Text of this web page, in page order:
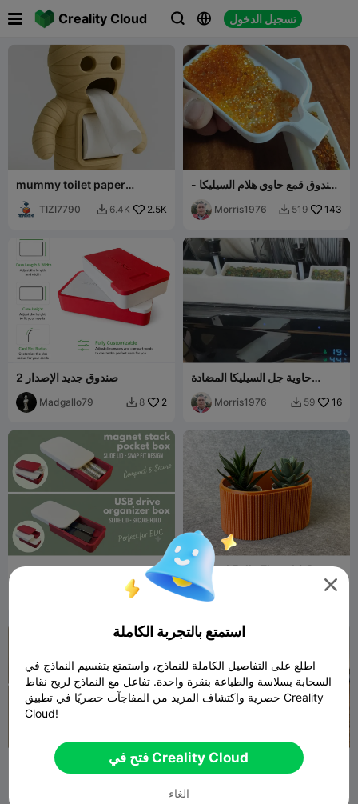
Creality Cloud   تسجيل الدخول
 
mummy toilet paper
TIZI7790  6.4K 2.5K
صندوق قمع حاوي هلام السيليكا -
Morris1976  519 143
صندوق جديد الإصدار 2
Madgallo79  8 2
حاوية جل السيليكا المضادة
Morris1976  59 16
صندوق صغير
27 12
Ribbed Fully Fluted & Brush
Holder
Madgallo79 5
Organizer Box حامل أكياس مدمج/موزع مدمج

استمتع بالتجربة الكاملة
اطلع على التفاصيل الكاملة للنماذج، واستمتع بتقسيم النماذج في
السحابة بسلاسة والطباعة بنقرة واحدة. تفاعل مع النماذج لربح نقاط
حصرية واكتشاف المزيد من المفاجآت حصريًا في تطبيق Creality
Cloud!
فتح في Creality Cloud
الغاء